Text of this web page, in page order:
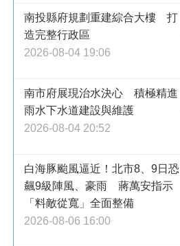
南投縣府規劃重建綜合大樓 打
造完整行政區
2026-08-04 19:06
南市府展現治水決心 積極精進
雨水下水道建設與維護
2026-08-04 20:52
白海豚颱風逼近！北市8、9日恐
飆9級陣風、豪雨 蔣萬安指示
「料敵從寬」全面整備
2026-08-06 16:00